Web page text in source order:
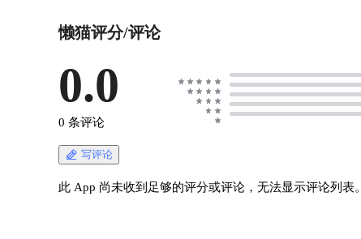
懒猫评分/评论
0.0
0 条评论
写评论
此 App 尚未收到足够的评分或评论，无法显示评论列表。